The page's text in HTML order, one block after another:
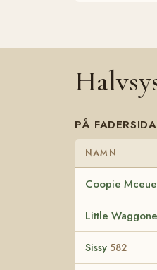
PÅ
NAMN
Coopie
Little
Sissy 582